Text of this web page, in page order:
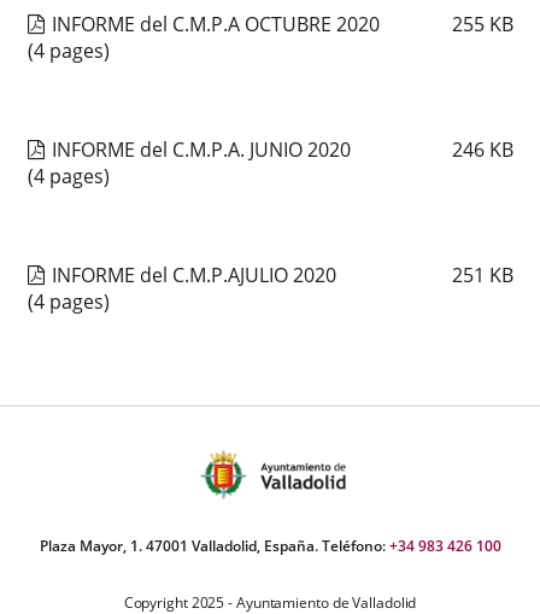
INFORME del C.M.P.A OCTUBRE 2020 255 KB
(4 pages)
INFORME del C.M.P.A. JUNIO 2020 246 KB
(4 pages)
INFORME del C.M.P.AJULIO 2020 251 KB
(4 pages)
Plaza Mayor, 1. 47001 Valladolid, España. Teléfono:+34 983 426 100
Copyright 2025 - Ayuntamiento de Valladolid